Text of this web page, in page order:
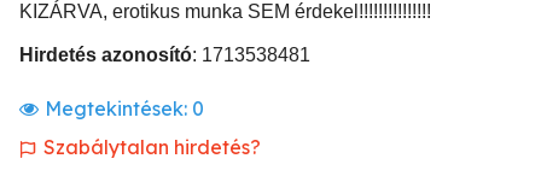
KIZÁRVA, erotikus munka SEM érdekel!!!!!!!!!!!!!!!
Hirdetés azonosító: 1713538481
Megtekintések: 0
Szabálytalan hirdetés?